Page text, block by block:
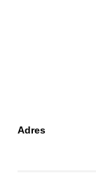
Adres